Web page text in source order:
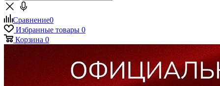
Сравнение0
Избранные товары 0
Корзина 0